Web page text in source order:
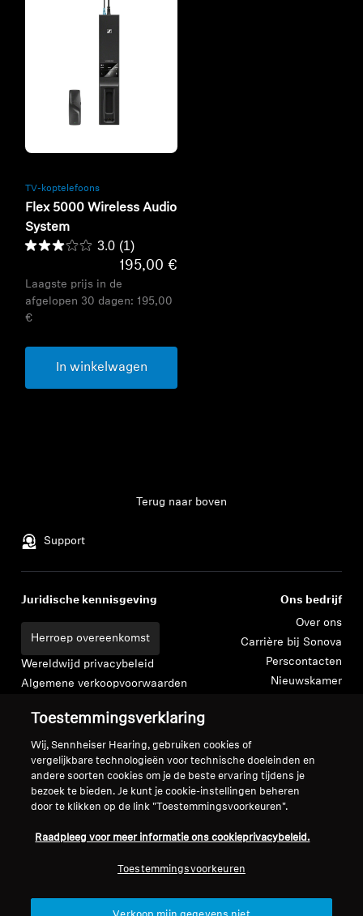
TV-koptelefoons
Flex 5000 Wireless Audio
System
3.0 (1)
195,00 €
Laagste prijs in de
afgelopen 30 dagen: 195,00
€
In winkelwagen
Support
Terug naar boven
Juridische kennisgeving
Herroep overeenkomst
Wereldwijd privacybeleid
Algemene verkoopvoorwaarden
consumenten
Beleid voor gecoördineerde
openbaarmaking van
kwetsbaarheden
Ons bedrijf
Over ons
Carrière bij Sonova
Perscontacten
Nieuwskamer
Colofon Cookie-instellingen
Toestemmingsverklaring
Wij, Sennheiser Hearing, gebruiken cookies of
vergelijkbare technologieën voor technische doeleinden en
andere soorten cookies om je de beste ervaring tijdens je
bezoek te bieden. Je kunt je cookie-instellingen beheren
door te klikken op de link "Toestemmingsvoorkeuren".
Raadpleeg voor meer informatie ons cookieprivacybeleid.
Toestemmingsvoorkeuren